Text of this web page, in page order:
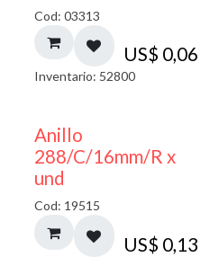
Cod: 03313
US$ 0,06
Inventario: 52800
Anillo
288/C/16mm/R x
und
Cod: 19515
US$ 0,13